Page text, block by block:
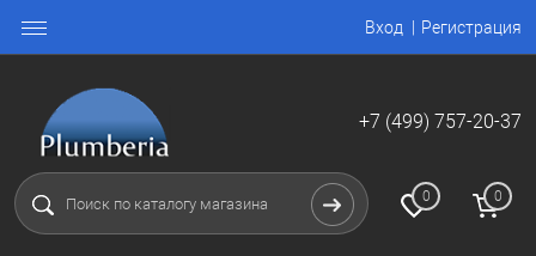
Вход Регистрация
+7 (499) 757-20-37
0 0